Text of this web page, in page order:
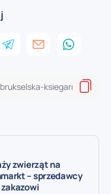
zwierząt na
– sprzedawcy